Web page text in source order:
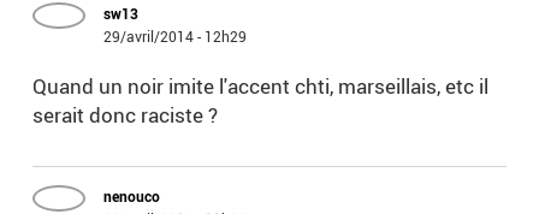
sw13
29/avril/2014 - 12h29
Quand un noir imite l'accent chti, marseillais, etc il
serait donc raciste ?
nenouco